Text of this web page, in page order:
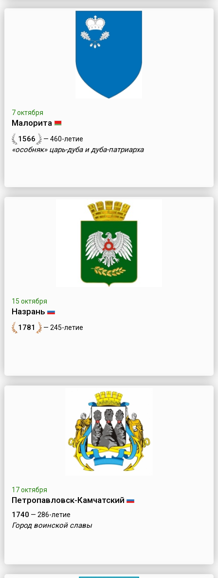
7 октября
Малорита
1566 — 460-летие
«особняк» царь-дуба и дуба-патриарха
15 октября
Назрань
1781 — 245-летие
17 октября
Петропавловск-Камчатский
1740 — 286-летие
Город воинской славы